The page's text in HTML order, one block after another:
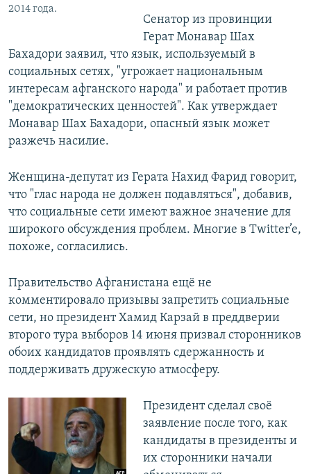
2014 года.
Сенатор из провинции
Герат Монавар Шах
Бахадори заявил, что язык, используемый в
социальных сетях, "угрожает национальным
интересам афганского народа" и работает против
"демократических ценностей". Как утверждает
Монавар Шах Бахадори, опасный язык может
разжечь насилие.
Женщина-депутат из Герата Нахид Фарид говорит,
что "глас народа не должен подавляться", добавив,
что социальные сети имеют важное значение для
широкого обсуждения проблем. Многие в Twitter’e,
похоже, согласились.
Правительство Афганистана ещё не
комментировало призывы запретить социальные
сети, но президент Хамид Карзай в преддверии
второго тура выборов 14 июня призвал сторонников
обоих кандидатов проявлять сдержанность и
поддерживать дружескую атмосферу.
Президент сделал своё
заявление после того, как
кандидаты в президенты и
их сторонники начали